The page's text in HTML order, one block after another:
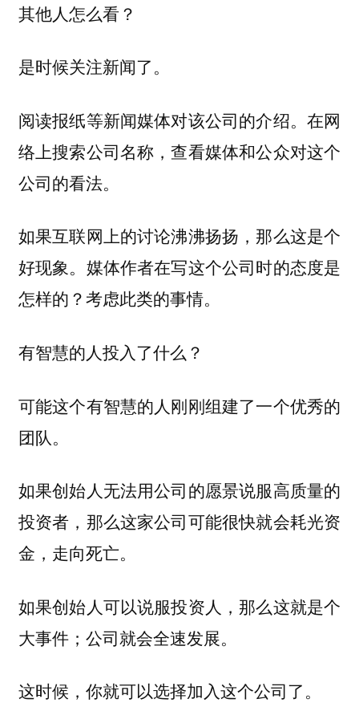
其他人怎么看？
是时候关注新闻了。
阅读报纸等新闻媒体对该公司的介绍。在网
络上搜索公司名称，查看媒体和公众对这个
公司的看法。
如果互联网上的讨论沸沸扬扬，那么这是个
好现象。媒体作者在写这个公司时的态度是
怎样的？考虑此类的事情。
有智慧的人投入了什么？
可能这个有智慧的人刚刚组建了一个优秀的
团队。
如果创始人无法用公司的愿景说服高质量的
投资者，那么这家公司可能很快就会耗光资
金，走向死亡。
如果创始人可以说服投资人，那么这就是个
大事件；公司就会全速发展。
这时候，你就可以选择加入这个公司了。